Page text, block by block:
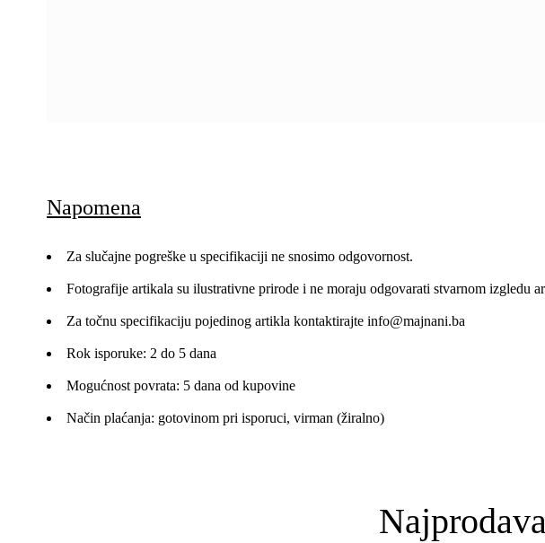
Napomena
Za slučajne pogreške u specifikaciji ne snosimo odgovornost.
Fotografije artikala su ilustrativne prirode i ne moraju odgovarati stvarnom izgledu
Za točnu specifikaciju pojedinog artikla kontaktirajte info@majnani.ba
Rok isporuke: 2 do 5 dana
Mogućnost povrata: 5 dana od kupovine
Način plaćanja: gotovinom pri isporuci, virman (žiralno)